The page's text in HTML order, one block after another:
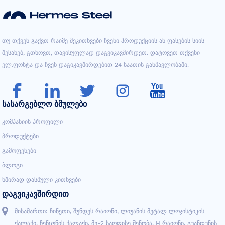
Თუ Თქვენ Გაქვთ Რაიმე Შეკითხვები Ჩვენი Პროდუქციის Ან Ფასების Სიის
Შესახებ, Გთხოვთ, Თავისუფლად Დაგვიკავშირდეთ. Დატოვეთ Თქვენი
Ელ.ფოსტა Და Ჩვენ Დაგიკავშირდებით 24 Საათის Განმავლობაში.
ᲡᲐᲡᲐᲠᲒᲔᲑᲚᲝ ᲑᲛᲣᲚᲔᲑᲘ
Კომპანიის Პროფილი
Პროდუქტები
Გამოფენები
Ბლოგი
Ხშირად Დასმული Კითხვები
ᲓᲐᲒᲕᲘᲙᲐᲕᲨᲘᲠᲓᲘᲗ
Მისამართი: Ჩინეთი, Შუნდეს Რაიონი, Ლიუანის Მეტალ Ლოჯისტიკის